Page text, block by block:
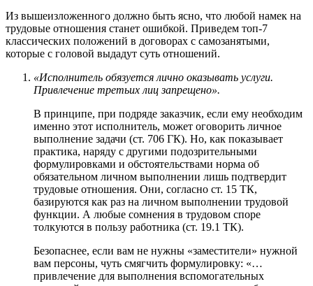
Из вышеизложенного должно быть ясно, что любой намек на
трудовые отношения станет ошибкой. Приведем топ-7
классических положений в договорах с самозанятыми,
которые с головой выдадут суть отношений.
«Исполнитель обязуется лично оказывать услуги.
Привлечение третьих лиц запрещено».
В принципе, при подряде заказчик, если ему необходим
именно этот исполнитель, может оговорить личное
выполнение задачи (ст. 706 ГК). Но, как показывает
практика, наряду с другими подозрительными
формулировками и обстоятельствами норма об
обязательном личном выполнении лишь подтвердит
трудовые отношения. Они, согласно ст. 15 ТК,
базируются как раз на личном выполнении трудовой
функции. А любые сомнения в трудовом споре
толкуются в пользу работника (ст. 19.1 ТК).
Безопаснее, если вам не нужны «заместители» нужной
вам персоны, чуть смягчить формулировку: «…
привлечение для выполнения вспомогательных